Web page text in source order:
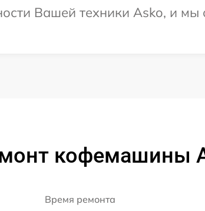
Вашей техники Asko, и
кофемашины
Время ремонта